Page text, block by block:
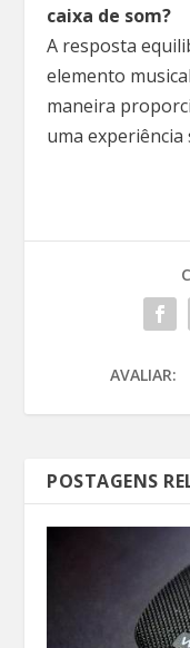
caixa de som?
A resposta
elemento
maneira
uma experiência
AVALIAR:
POSTAGENS